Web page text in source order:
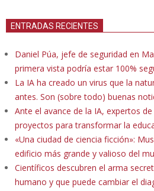
ENTRADAS RECIENTES
Daniel Púa, jefe de seguridad en
primera vista podría estar 100%
La IA ha creado un virus que la
antes. Son (sobre todo) buenas
Ante el avance de la IA, expertos
proyectos para transformar la
«Una ciudad de ciencia ficción»:
edificio más grande y valioso del
Científicos descubren el arma
humano y que puede cambiar el